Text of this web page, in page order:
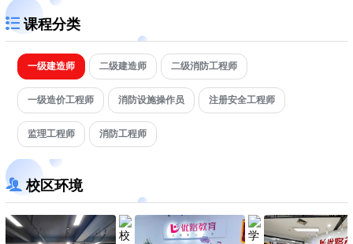
课程分类
一级建造师 二级建造师 二级消防工程师
一级造价工程师 消防设施操作员 注册安全工程师
监理工程师 消防工程师
校区环境